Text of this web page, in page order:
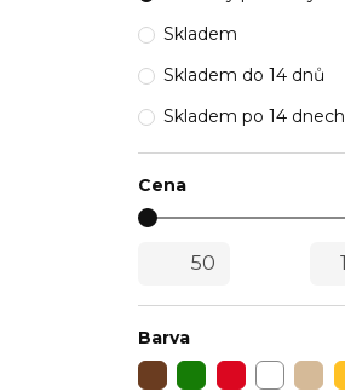
Skladem
Skladem do 14 dnů
Skladem po 14 dnech
Cena
Barva